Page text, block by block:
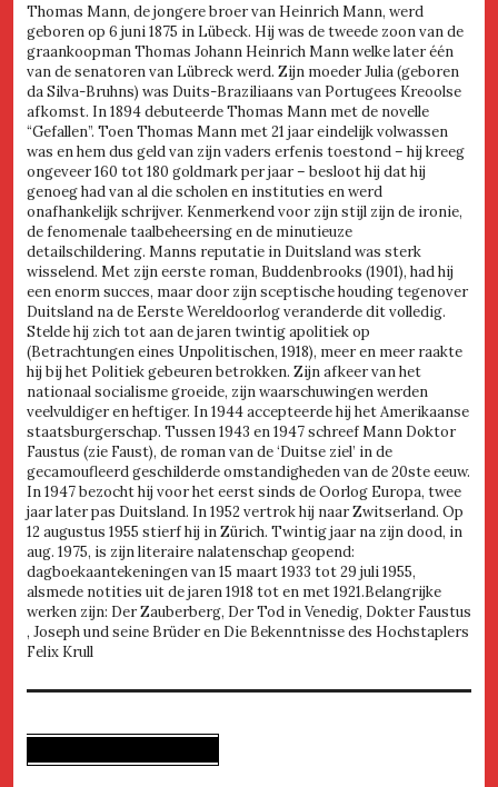
Thomas Mann, de jongere broer van Heinrich Mann, werd
geboren op 6 juni 1875 in Lübeck. Hij was de tweede zoon van de
graankoopman Thomas Johann Heinrich Mann welke later één
van de senatoren van Lübreck werd. Zijn moeder Julia (geboren
da Silva-Bruhns) was Duits-Braziliaans van Portugees Kreoolse
afkomst. In 1894 debuteerde Thomas Mann met de novelle
“Gefallen”. Toen Thomas Mann met 21 jaar eindelijk volwassen
was en hem dus geld van zijn vaders erfenis toestond – hij kreeg
ongeveer 160 tot 180 goldmark per jaar – besloot hij dat hij
genoeg had van al die scholen en instituties en werd
onafhankelijk schrijver. Kenmerkend voor zijn stijl zijn de ironie,
de fenomenale taalbeheersing en de minutieuze
detailschildering. Manns reputatie in Duitsland was sterk
wisselend. Met zijn eerste roman, Buddenbrooks (1901), had hij
een enorm succes, maar door zijn sceptische houding tegenover
Duitsland na de Eerste Wereldoorlog veranderde dit volledig.
Stelde hij zich tot aan de jaren twintig apolitiek op
(Betrachtungen eines Unpolitischen, 1918), meer en meer raakte
hij bij het Politiek gebeuren betrokken. Zijn afkeer van het
nationaal socialisme groeide, zijn waarschuwingen werden
veelvuldiger en heftiger. In 1944 accepteerde hij het Amerikaanse
staatsburgerschap. Tussen 1943 en 1947 schreef Mann Doktor
Faustus (zie Faust), de roman van de ‘Duitse ziel’ in de
gecamoufleerd geschilderde omstandigheden van de 20ste eeuw.
In 1947 bezocht hij voor het eerst sinds de Oorlog Europa, twee
jaar later pas Duitsland. In 1952 vertrok hij naar Zwitserland. Op
12 augustus 1955 stierf hij in Zürich. Twintig jaar na zijn dood, in
aug. 1975, is zijn literaire nalatenschap geopend:
dagboekaantekeningen van 15 maart 1933 tot 29 juli 1955,
alsmede notities uit de jaren 1918 tot en met 1921.Belangrijke
werken zijn: Der Zauberberg, Der Tod in Venedig, Dokter Faustus
, Joseph und seine Brüder en Die Bekenntnisse des Hochstaplers
Felix Krull